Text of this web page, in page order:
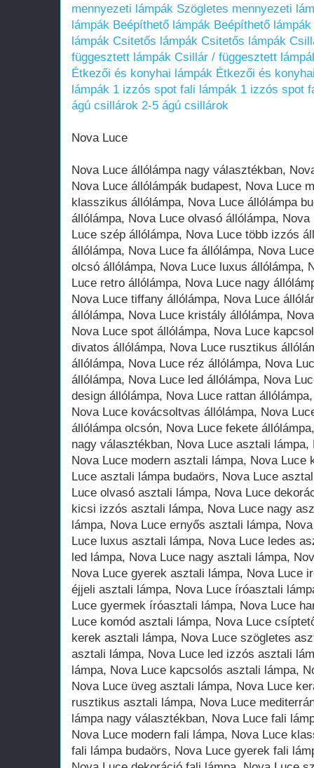
mennyezeti lámpák Szögletes mennyezeti
lámpák Beépíthető lámpák Beépíthető lámpák
lámpák Csitetős lámpák Csitetős lámpák
függesztett lámpák Csillár / függesztett
Étkezői és konyhai lámpák Étkezői és
lámpák 1 izzós spot fali lámpák 1 izzós spot
ágú csillárok 2-5 ágú csillárok
Nova Luce
Nova Luce állólámpa nagy választékban, Nova Luce mediterrán állólámpa, Nova Luce állólámpák budapest, Nova Luce modern állólámpa, Nova Luce klasszikus állólámpa, Nova Luce állólámpa budaörs, Nova Luce gyerek állólámpa, Nova Luce olvasó állólámpa, Nova Luce dekoráció állólámpa, Nova Luce szép állólámpa, Nova Luce több izzós állólámpa, Nova Luce nagy állólámpa, Nova Luce fa állólámpa, Nova Luce ernyős állólámpa, Nova Luce olcsó állólámpa, Nova Luce luxus állólámpa, Nova Luce led állólámpa, Nova Luce retro állólámpa, Nova Luce nagy állólámpa, Nova Luce fényes állólámpa, Nova Luce tiffany állólámpa, Nova Luce állólámpa akció, Nova Luce flexibilis állólámpa, Nova Luce kristály állólámpa, Nova Luce LED izzós állólámpa, Nova Luce spot állólámpa, Nova Luce kapcsolós állólámpa, Nova Luce divatos állólámpa, Nova Luce rusztikus állólámpa, Nova Luce mediterrán állólámpa, Nova Luce réz állólámpa, Nova Luce állólámpa, Nova Luce állólámpa, Nova Luce led állólámpa, Nova Luce vintage állólámpa, Nova Luce design állólámpa, Nova Luce rattan állólámpa, Nova Luce antik állólámpa, Nova Luce kovácsoltvas állólámpa, Nova Luce jófogás állólámpa, Nova Luce állólámpa olcsón, Nova Luce fekete állólámpa, Nova Luce asztali lámpa nagy választékban, Nova Luce asztali lámpa, Nova Luce szép asztali lámpa, Nova Luce modern asztali lámpa, Nova Luce klasszikus asztali lámpa, Nova Luce asztali lámpa budaörs, Nova Luce asztali lámpa gyerekeknek, Nova Luce olvasó asztali lámpa, Nova Luce dekoráció asztali lámpa, Nova Luce kicsi izzós asztali lámpa, Nova Luce nagy asztali lámpa, Nova Luce fa asztali lámpa, Nova Luce ernyős asztali lámpa, Nova Luce olcsó asztali lámpa, Nova Luce luxus asztali lámpa, Nova Luce ledes asztali lámpa, Nova Luce asztali led lámpa, Nova Luce nagy asztali lámpa, Nova Luce elemes asztali lámpa, Nova Luce gyerek asztali lámpa, Nova Luce irodai asztali lámpa, Nova Luce éjjeli asztali lámpa, Nova Luce íróasztali lámpa, Nova Luce bank lámpa, Nova Luce gyermek íróasztali lámpa, Nova Luce hangulatfény asztali lámpa, Nova Luce komód asztali lámpa, Nova Luce csíptetős asztali lámpa, Nova Luce kerek asztali lámpa, Nova Luce szögletes asztali lámpa, Nova Luce kristály asztali lámpa, Nova Luce led izzós asztali lámpa, Nova Luce spot asztali lámpa, Nova Luce kapcsolós asztali lámpa, Nova Luce divatos asztali lámpa, Nova Luce üveg asztali lámpa, Nova Luce kerámia asztali lámpa, Nova Luce rusztikus asztali lámpa, Nova Luce mediterrán asztali lámpa, Nova Luce fali lámpa nagy választékban, Nova Luce fali lámpa, Nova Luce antik fali lámpa, Nova Luce modern fali lámpa, Nova Luce klasszikus fali lámpa, Nova Luce fali lámpa budaörs, Nova Luce gyerek fali lámpa, Nova Luce olvasó fali lámpa, Nova Luce dekoráció fali lámpa, Nova Luce szép fali lámpa, Nova Luce több izzós fali lámpa, Nova Luce nagy fali lámpa, Nova Luce kicsi fali lámpa, Nova Luce olcsó fali lámpa, Nova Luce luxus fali lámpa, Nova Luce led fali lámpa, Nova Luce fali led lámpa, Nova Luce fürdőszobai fali lámpa, Nova Luce fényes fali lámpa, Nova Luce fali éjjeli lámpa, Nova Luce retró fali lámpa, Nova Luce flexibilis fali lámpa, Nova Luce éjjeli fali lámpa, Nova Luce gyermek olvasó fali lámpa, Nova Luce hangulatfény fali lámpa, Nova Luce csíptetős fali lámpa, Nova Luce kicsi fali lámpa, Nova Luce kerek fali lámpa, Nova Luce szögletes fali lámpa, Nova Luce kristály fali lámpa, Nova Luce led izzós fali lámpa, Nova Luce spot fali lámpa, Nova Luce kapcsolós fali lámpa, Nova Luce divatos fali lámpa, Nova Luce üveg fali lámpa, Nova Luce kerámia fali lámpa, Nova Luce rusztikus fali lámpa, Nova Luce mediterrán fali lámpa, Nova Luce képmegvilágító fali lámpa, Nova Luce képmegvilágító fali lámpa led izzóval, Nova Luce beltéri fali lámpa, Nova Luce konyhai fali lámpa, Nova Luce rusztikus fali lámpa, Nova Luce kristály fali lámpa, Nova Luce állítható fali lámpa, Nova Luce design fali lámpa, Nova Luce húzókapcsolós fali lámpa, Nova Luce csillár nagy választékban, Nova Luce csillár , Nova Luce retró csillár, Nova Luce modern csillár, Nova Luce klasszikus csillár, Nova Luce csillár budaörs, Nova Luce csillár gyerekeknek, Nova Luce dekoráció csillár, Nova Luce szép csillár, Nova Luce több izzós csillár, Nova Luce nagy csillár, Nova Luce fa csillár, Nova Luce ernyős csillár, Nova Luce olcsó csillár, Nova Luce luxus csillár, Nova Luce led csillár, Nova Luce online csillár, Nova Luce fényes csillár, Nova Luce konyhai csillár, Nova Luce obi csillár, Nova Luce flexibilis csillár lámpák, Nova Luce gyermek csillár lámpák, Nova Luce hangulatfény csillár lámpák, Nova Luce kicsi csillár lámpák, Nova Luce kerek csillár, Nova Luce szögletes csillár, Nova Luce kristály csillár, Nova Luce led izzós csillár, Nova Luce kovácsoltvas csillár, Nova Luce divatos csillár, Nova Luce üveg csillár, Nova Luce kerámia csillár, Nova Luce rusztikus csillár, Nova Luce mediterrán csillár, Nova Luce kovácsoltvas csillár, Nova Luce antik csillár, Nova Luce szarvasi csillár, Nova Luce bronz csillár, Nova Luce réz csillár, Nova Luce gyerekszoba csillár, Nova Luce függeszték lámpa nagy választékban, Nova Luce mediterrán függeszték, Nova Luce nagy függeszték, Nova Luce modern függeszték, Nova Luce klasszikus függeszték, Nova Luce függeszték budaörs, Nova Luce függeszték gyerekeknek, Nova Luce dekoráció függeszték lámpa, Nova Luce szép függeszték lámpa, Nova Luce több izzós függeszték lámpa, Nova Luce nagy függeszték lámpa, Nova Luce hosszú függeszték lámpa, Nova Luce ernyős függeszték, Nova Luce olcsó függeszték, Nova Luce luxus függeszték, Nova Luce fényes függeszték, Nova Luce raktárról függeszték, Nova Luce gyermek függeszték, Nova Luce hangulatfény függeszték, Nova Luce kicsi függeszték, Nova Luce kerek függeszték, Nova Luce kristály függeszték, Nova Luce led izzós függeszték, Nova Luce konyhai függeszték, Nova Luce divatos függeszték, Nova Luce üveg függeszték, Nova Luce lámpa függeszték, Nova Luce rusztikus lámpa függeszték,